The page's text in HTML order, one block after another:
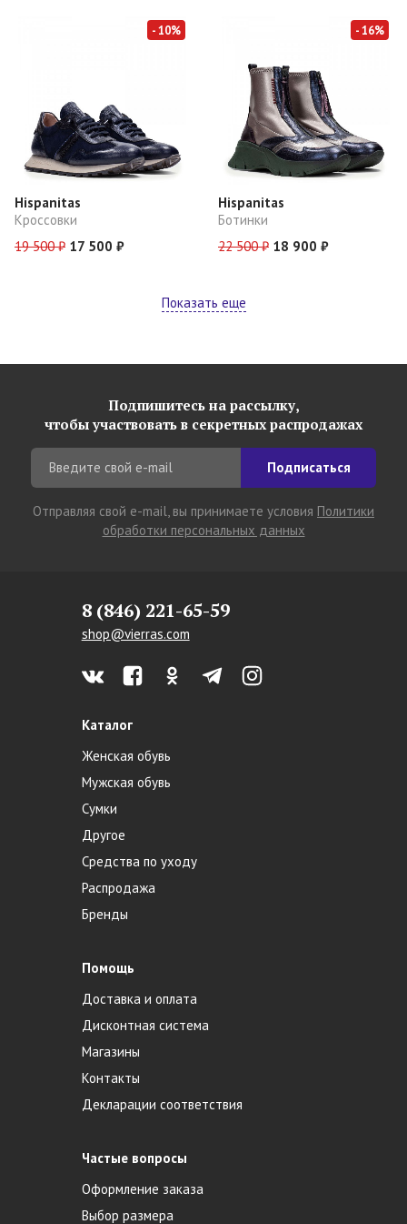
- 10%
Hispanitas
Кроссовки
19 500 ₽ 17 500 ₽
- 16%
Hispanitas
Ботинки
22 500 ₽ 18 900 ₽
Показать еще
Подпишитесь на рассылку,
чтобы участвовать в секретных распродажах
Подписаться
Отправляя свой e-mail, вы принимаете условия Политики
обработки персональных данных
8 (846) 221-65-59
shop@vierras.com
Каталог
Женская обувь
Мужская обувь
Сумки
Другое
Средства по уходу
Распродажа
Бренды
Помощь
Доставка и оплата
Дисконтная система
Магазины
Контакты
Декларации соответствия
Частые вопросы
Оформление заказа
Выбор размера